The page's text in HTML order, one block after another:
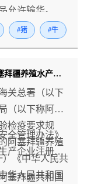
允许输华。
#猪 #牛
海关总署公告2026年第94号（关于进口阿塞拜疆养殖水产品检验检疫要求的公告）
关总署（以下
（以下称阿
检疫要求规
阿塞拜疆养殖
）《中华人民共
华人民共和国
全管理办法》
产企业注册管
塞拜疆共和国